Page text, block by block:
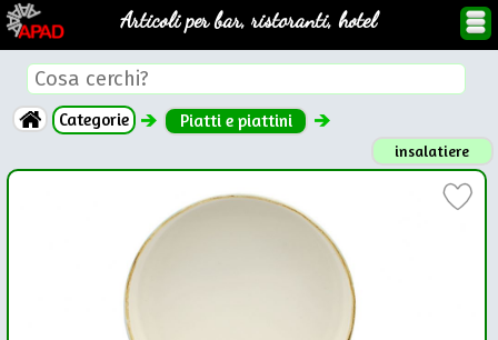
Articoli per bar, ristoranti, hotel
Categorie Piatti e piattini
insalatiere